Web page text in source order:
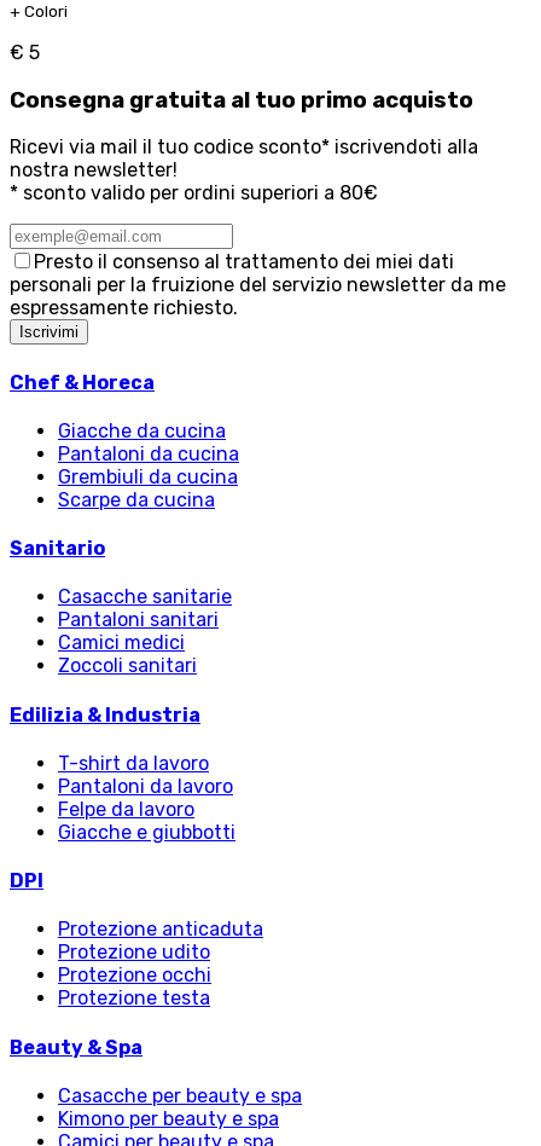
+ Colori
€ 5
Consegna gratuita al tuo primo acquisto
Ricevi via mail il tuo codice sconto* iscrivendoti alla
nostra newsletter!
* sconto valido per ordini superiori a 80€
Presto il consenso al trattamento dei miei dati
personali per la fruizione del servizio newsletter da me
espressamente richiesto.
Iscrivimi
Chef & Horeca
Giacche da cucina
Pantaloni da cucina
Grembiuli da cucina
Scarpe da cucina
Sanitario
Casacche sanitarie
Pantaloni sanitari
Camici medici
Zoccoli sanitari
Edilizia & Industria
T-shirt da lavoro
Pantaloni da lavoro
Felpe da lavoro
Giacche e giubbotti
DPI
Protezione anticaduta
Protezione udito
Protezione occhi
Protezione testa
Beauty & Spa
Casacche per beauty e spa
Kimono per beauty e spa